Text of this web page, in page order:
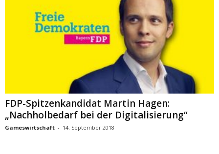
FDP-Spitzenkandidat Martin Hagen:
„Nachholbedarf bei der Digitalisierung“
Gameswirtschaft - 14. September 2018